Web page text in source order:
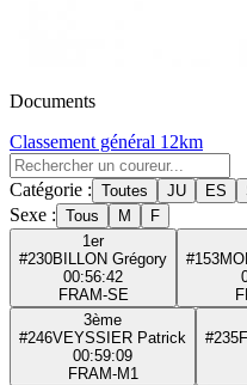
Documents
Classement général 12km
Catégorie : Toutes JU ES
Sexe : Tous M
F
1er
#230BILLON Grégory
00:56:42
FRAM-SE
#153
3ème
#246VEYSSIER Patrick
00:59:09
FRAM-M1
#235